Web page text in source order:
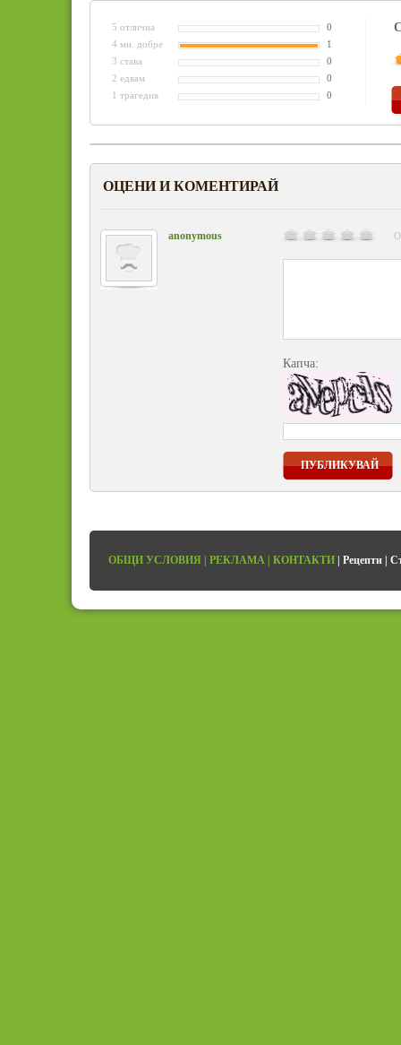
5 отлична
0
4 мн. добре
1
3 става
0
2 едвам
0
1 трагедия
0
ОЦЕНИ И КОМЕНТИРАЙ
anonymous
Капча:
ПУБЛИКУВАЙ
ОБЩИ УСЛОВИЯ | РЕКЛАМА | КОНТАКТИ | Рецепти |